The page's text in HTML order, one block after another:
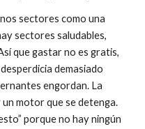
sectores como una
sectores saludables,
que gastar no es gratis,
demasiado
engordan. La
un motor que se detenga.
porque no hay ningún